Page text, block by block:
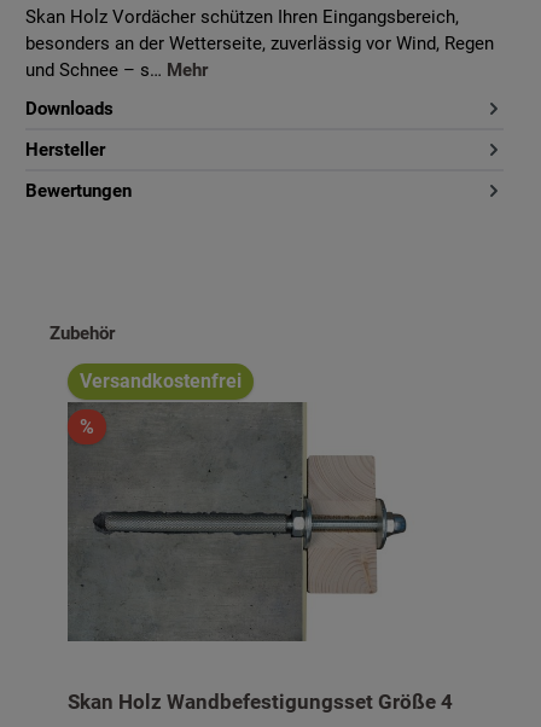
Skan Holz Vordächer schützen Ihren Eingangsbereich,
besonders an der Wetterseite, zuverlässig vor Wind, Regen
und Schnee – s… Mehr
Downloads
Hersteller
Bewertungen
Produktgalerie überspringen
Zubehör
Versandkostenfrei
%
Skan Holz Wandbefestigungsset Größe 4